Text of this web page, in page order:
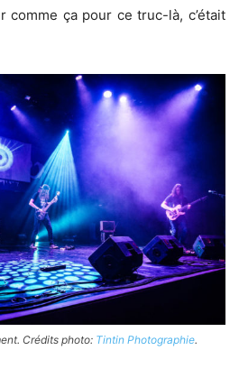
comme ça pour ce truc-là, c’était
Crédits photo: Tintin Photographie.